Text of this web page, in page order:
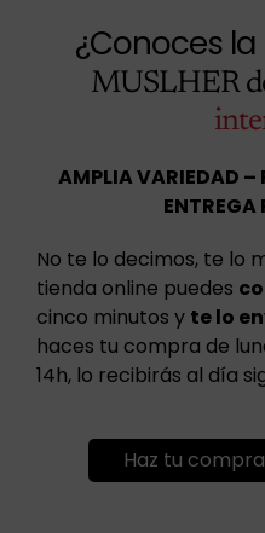
¿Conoces
MUSLHER
AMPLIA VARIEDAD –
No te lo decimos, te lo
tienda online puedes
cinco minutos y te lo
haces tu compra de
14h, lo recibirás al día
Haz tu